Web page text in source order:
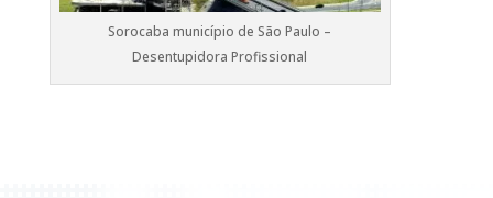
Sorocaba município de São Paulo –
Desentupidora Profissional